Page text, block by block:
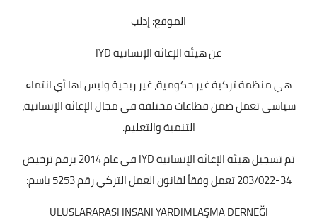
الموقع: إدلب
عن هيئة الإغاثة الإنسانية IYD
هي منظمة تركية غير حكومية، غير ربحية وليس لها أي انتماء
سياسي تعمل ضمن قطاعات مختلفة في مجال الإغاثة الإنسانية،
التنمية والتعليم.
تم تسجيل هيئة الإغاثة الإنسانية IYD في عام 2014 برقم ترخيص
34-203/022 تعمل وفقاً لقانون العمل التركي رقم 5253 باسم:
ULUSLARARASI INSANI YARDIMLAŞMA DERNEĞI